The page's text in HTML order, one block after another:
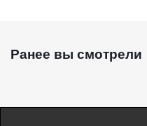
Ранее вы смотрели